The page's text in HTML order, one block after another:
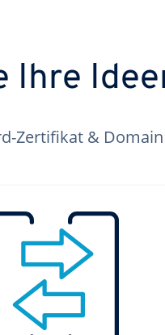
Ihre
Zertifikat &